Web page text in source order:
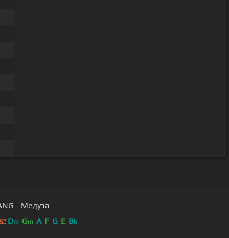
- Медуза
Dm Gm A F G E Bb